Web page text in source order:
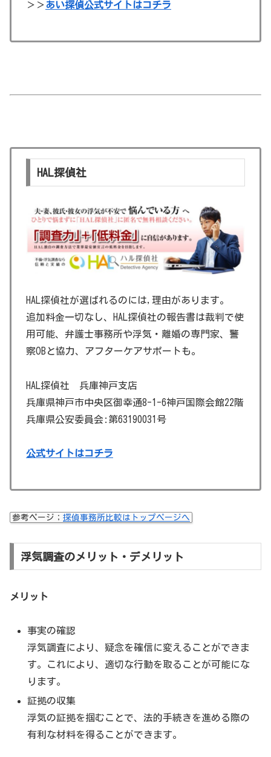
＞＞あい探偵公式サイトはコチラ
HAL探偵社
HAL探偵社が選ばれるのには,理由があります。
追加料金一切なし、HAL探偵社の報告書は裁判で使
用可能、弁護士事務所や浮気・離婚の専門家、警
察OBと協力、アフターケアサポートも。
HAL探偵社 兵庫神戸支店
兵庫県神戸市中央区御幸通8-1-6神戸国際会館22階
兵庫県公安委員会:第63190031号
公式サイトはコチラ
参考ページ； 探偵事務所比較はトップページへ
浮気調査のメリット・デメリット
メリット
事実の確認
浮気調査により、疑念を確信に変えることができま
す。これにより、適切な行動を取ることが可能にな
ります。
証拠の収集
浮気の証拠を掴むことで、法的手続きを進める際の
有利な材料を得ることができます。